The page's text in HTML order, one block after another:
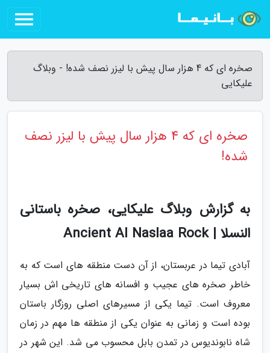
صخره ای که 4 هزار سال پیش با لیزر نصف شده! - وبلاگ
علیکایی
صخره ای که 4 هزار سال پیش با لیزر نصف
شده!
به گزارش وبلاگ علیکایی، صخره باستانی
النسلا | Ancient Al Naslaa Rock
آبادی تیما در عربستان، از آن دست منطقه های است که به
خاطر صخره های عجیب و افسانه های تاریخی اش بسیار
معروف است. تیما یکی از مسیرهای اصلی روزگار باستان
بوده است و زمانی به عنوان یکی از منطقه ها مهم در زمان
شاه نابوندیوس در تمدن بابل محسوب می شد. این شهر در